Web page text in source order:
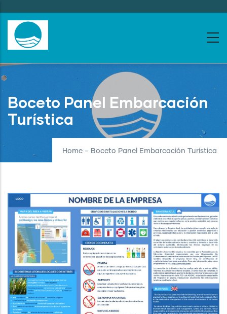
to
main
content
Boceto Panel Embarcación
Turística
Home - Boceto Panel Embarcación Turística